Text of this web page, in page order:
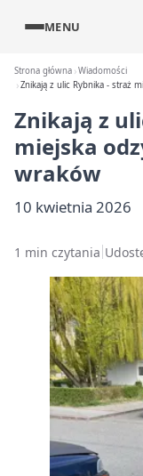
MENU
Strona główna Wiadomości
Znikają z ulic Rybnika - straż
Znikają z
miejska
wraków
10 kwietnia 2026
1 min czytania